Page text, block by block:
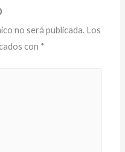
no será publicada. Los
con *